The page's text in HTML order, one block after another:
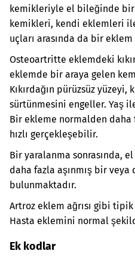
kemikleriyle el bileğinde
kemikleri, kendi eklemleri
uçları arasında da bir eklem
Osteoartritte eklemdeki
eklemde bir araya gelen
Kıkırdağın pürüzsüz
sürtünmesini engeller. Yaş
Bir ekleme normalden daha
hızlı gerçekleşebilir.
Bir yaralanma sonrasında,
daha fazla aşınmış bir veya
bulunmaktadır.
Artroz eklem ağrısı gibi
Hasta eklemini normal
Ek kodlar